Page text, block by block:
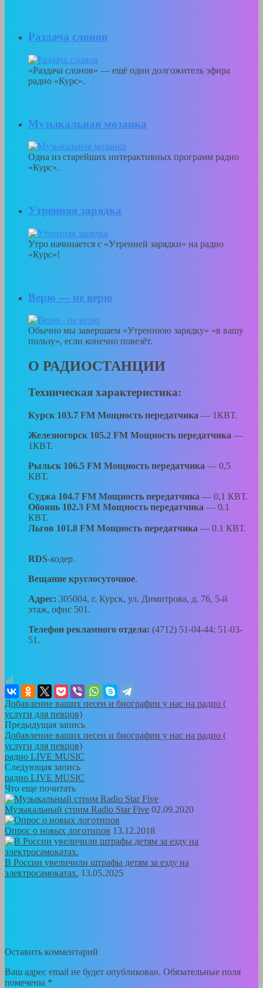
Раздача слонов
«Раздача слонов» — ещё один долгожитель эфира
радио «Курс».
Музыкальная мозаика
Одна из старейших интерактивных программ радио
«Курс».
Утренняя зарядка
Утро начинается с «Утренней зарядки» на радио
«Курс»!
Верю — не верю
Обычно мы завершаем «Утреннюю зарядку» «в вашу
пользу», если конечно повезёт.
О РАДИОСТАНЦИИ
Техническая характеристика:
Курск 103.7 FM Мощность передатчика — 1КВТ.
Железногорск 105.2 FM Мощность передатчика —
1КВТ.
Рыльск 106.5 FM Мощность передатчика — 0,5
КВТ.
Суджа 104.7 FM Мощность передатчика — 0,1 КВТ.
Обоянь 102.3 FM Мощность передатчика — 0.1
КВТ.
Льгов 101.8 FM Мощность передатчика — 0.1 КВТ.
RDS-кодер.
Вещание круглосуточное.
Адрес: 305004, г. Курск, ул. Димитрова, д. 76, 5-й
этаж, офис 501.
Телефон рекламного отдела: (4712) 51-04-44; 51-03-
51.
Добавление ваших песен и биографии у нас на радио (
услуги для певцов)
Предыдущая запись
Добавление ваших песен и биографии у нас на радио (
услуги для певцов)
радио LIVE MUSIC
Следующая запись
радио LIVE MUSIC
Что еще почитать
Музыкальный стрим Radio Star Five 02.09.2020
Опрос о новых логотипов 13.12.2018
В России увеличили штрафы детям за езду на
электросамокатах. 13.05.2025
Оставить комментарий
Ваш адрес email не будет опубликован. Обязательные поля
помечены *